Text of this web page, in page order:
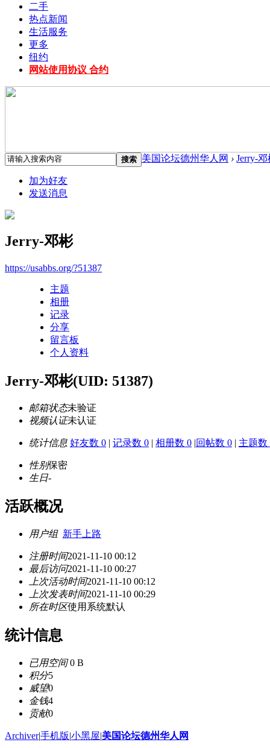
二手
热点新闻
生活服务
更多
纽约
网站使用协议 合约
搜索 美国论坛德州华人网 › Jerry-邓
加为好友
发送消息
Jerry-邓彬
https://usabbs.org/?51387
主题
相册
记录
分享
留言板
个人资料
Jerry-邓彬(UID: 51387)
邮箱状态未验证
视频认证未认证
统计信息 好友数 0 | 记录数 0 | 相册数 0 |回帖数 0 | 主题数
性别保密
生日-
活跃概况
用户组 新手上路
注册时间2021-11-10 00:12
最后访问2021-11-10 00:27
上次活动时间2021-11-10 00:12
上次发表时间2021-11-10 00:29
所在时区使用系统默认
统计信息
已用空间0 B
积分5
威望0
金钱4
贡献0
Archiver|手机版|小黑屋|美国论坛德州华人网